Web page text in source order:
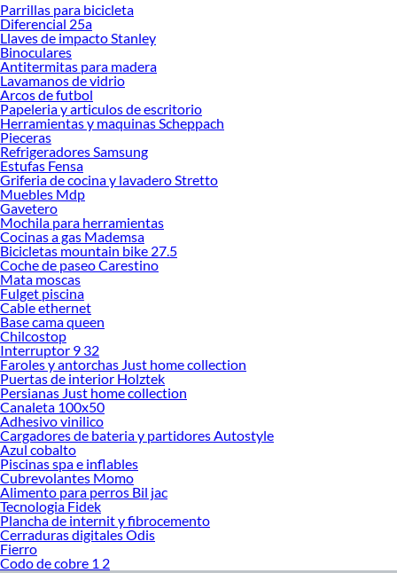
Parrillas para bicicleta
Diferencial 25a
Llaves de impacto Stanley
Binoculares
Antitermitas para madera
Lavamanos de vidrio
Arcos de futbol
Papeleria y articulos de escritorio
Herramientas y maquinas Scheppach
Pieceras
Refrigeradores Samsung
Estufas Fensa
Griferia de cocina y lavadero Stretto
Muebles Mdp
Gavetero
Mochila para herramientas
Cocinas a gas Mademsa
Bicicletas mountain bike 27.5
Coche de paseo Carestino
Mata moscas
Fulget piscina
Cable ethernet
Base cama queen
Chilcostop
Interruptor 9 32
Faroles y antorchas Just home collection
Puertas de interior Holztek
Persianas Just home collection
Canaleta 100x50
Adhesivo vinilico
Cargadores de bateria y partidores Autostyle
Azul cobalto
Piscinas spa e inflables
Cubrevolantes Momo
Alimento para perros Bil jac
Tecnologia Fidek
Plancha de internit y fibrocemento
Cerraduras digitales Odis
Fierro
Codo de cobre 1 2